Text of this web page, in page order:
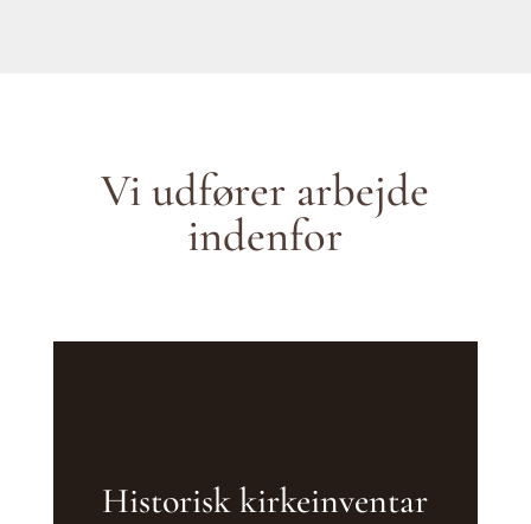
Vi udfører arbejde
indenfor
Historisk kirkeinventar